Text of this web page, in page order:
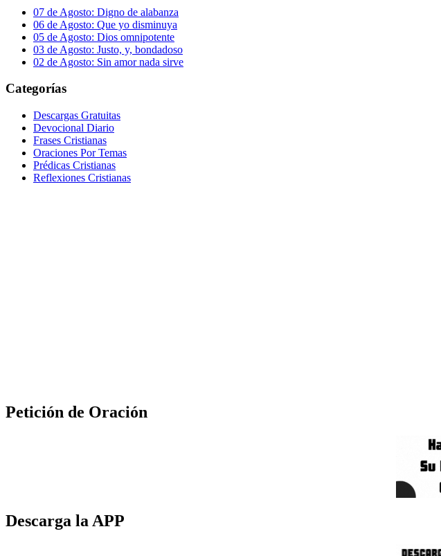
07 de Agosto: Digno de alabanza
06 de Agosto: Que yo disminuya
05 de Agosto: Dios omnipotente
03 de Agosto: Justo, y, bondadoso
02 de Agosto: Sin amor nada sirve
Categorías
Descargas Gratuitas
Devocional Diario
Frases Cristianas
Oraciones Por Temas
Prédicas Cristianas
Reflexiones Cristianas
Petición de Oración
Descarga la APP